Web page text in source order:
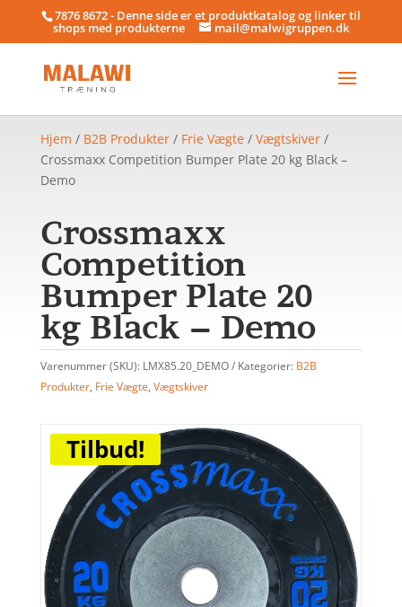
7876 8672 - Denne side er et produktkatalog og linker til
shops med produkterne mail@malwigruppen.dk
Hjem / B2B Produkter/ Frie Vægte/ Vægtskiver/
Crossmaxx Competition Bumper Plate 20 kg Black –
Demo
Crossmaxx
Competition
Bumper Plate 20
kg Black – Demo
Varenummer (SKU): LMX85.20_DEMO Kategorier: B2B
Produkter, Frie Vægte, Vægtskiver
Tilbud!